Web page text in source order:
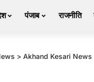
पंजाब राजनीति
> Akhand Kesari News